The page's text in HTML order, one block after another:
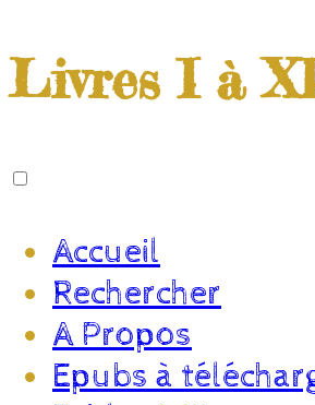
Livres I à
Accueil
Rechercher
A Propos
Epubs à